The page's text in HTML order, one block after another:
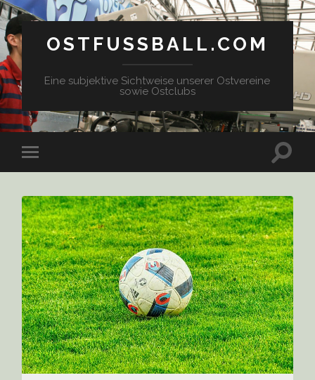
OSTFUSSBALL.COM
Eine subjektive Sichtweise unserer Ostvereine
sowie Ostclubs